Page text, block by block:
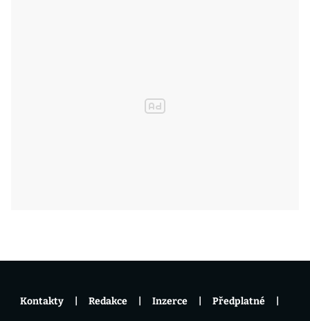
Kontakty Redakce Inzerce Předplatné